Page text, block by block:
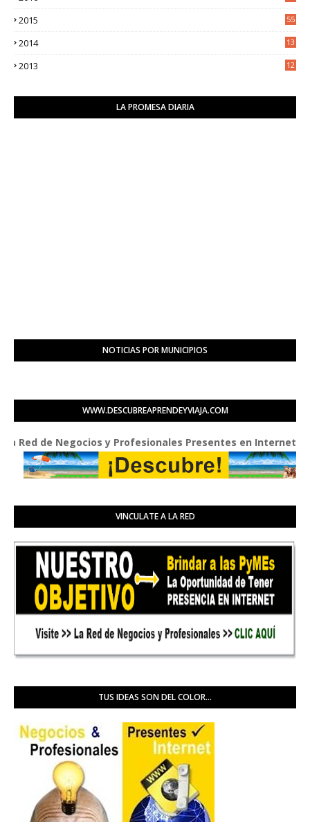
2015 55
2014
13
2013
12
LA PROMESA DIARIA
NOTICIAS POR MUNICIPIOS
WWW.DESCUBREAPRENDEYVIAJA.COM
de Negocios y Profesionales Presentes en Internet
VINCULATE A LA RED
TUS IDEAS SON DEL COLOR...